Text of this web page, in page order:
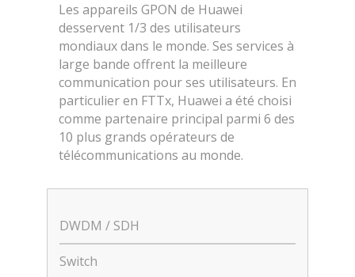
Les appareils GPON de Huawei
desservent 1/3 des utilisateurs
mondiaux dans le monde. Ses services à
large bande offrent la meilleure
communication pour ses utilisateurs. En
particulier en FTTx, Huawei a été choisi
comme partenaire principal parmi 6 des
10 plus grands opérateurs de
télécommunications au monde.
DWDM / SDH
Switch